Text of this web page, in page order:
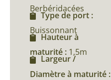
Berbéridacées
Type de port :
Buissonnant
Hauteur à
maturité : 1,5m
Largeur /
Diamètre à maturité :